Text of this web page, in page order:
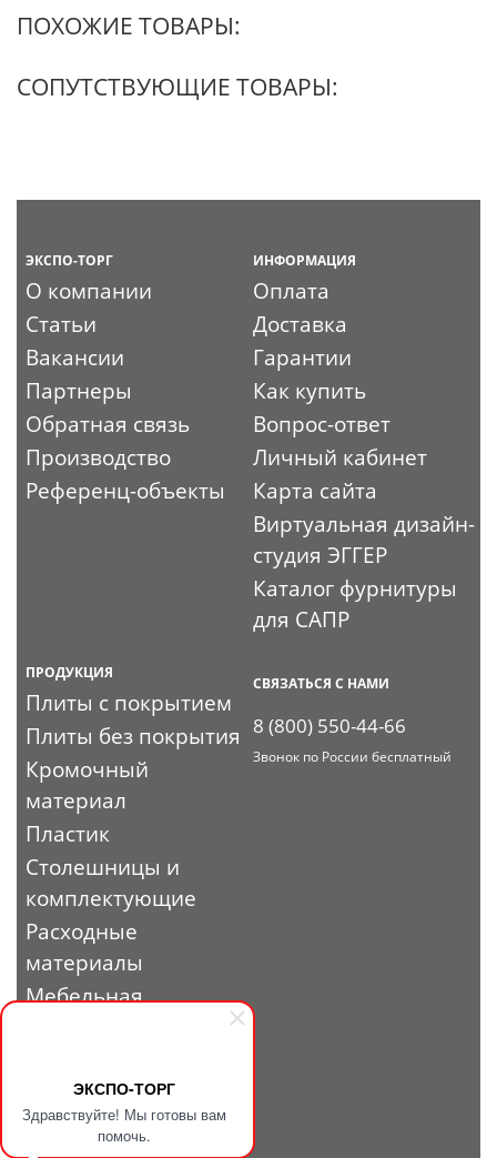
ЭКСПО-ТОРГ
Здравствуйте! Мы готовы вам
помочь.
ПОХОЖИЕ ТОВАРЫ:
СОПУТСТВУЮЩИЕ ТОВАРЫ:
ЭКСПО-ТОРГ
О компании
Статьи
Вакансии
Партнеры
Обратная связь
Производство
Референц-объекты
ИНФОРМАЦИЯ
Оплата
Доставка
Гарантии
Как купить
Вопрос-ответ
Личный кабинет
Карта сайта
Виртуальная дизайн-
студия ЭГГЕР
Каталог фурнитуры
для САПР
ПРОДУКЦИЯ
Плиты с покрытием
Плиты без покрытия
Кромочный
материал
Пластик
Столешницы и
комплектующие
Расходные
материалы
Мебельная
профиль и
фурнитура
СВЯЗАТЬСЯ С НАМИ
8 (800) 550-44-66
Звонок по России бесплатный